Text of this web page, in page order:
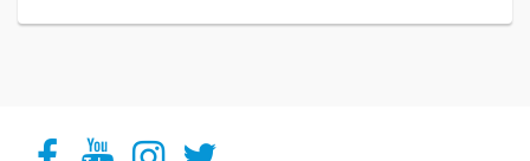
Facebook
YouTube
Instagram
Twitter